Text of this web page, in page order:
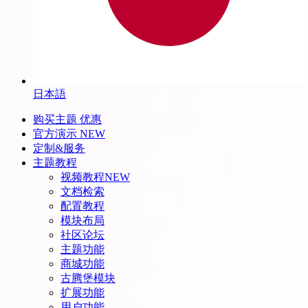
日本語
购买主题 优惠
官方演示 NEW
定制&服务
主题教程
视频教程NEW
文档检索
配置教程
模块布局
社区论坛
主题功能
商城功能
古腾堡模块
扩展功能